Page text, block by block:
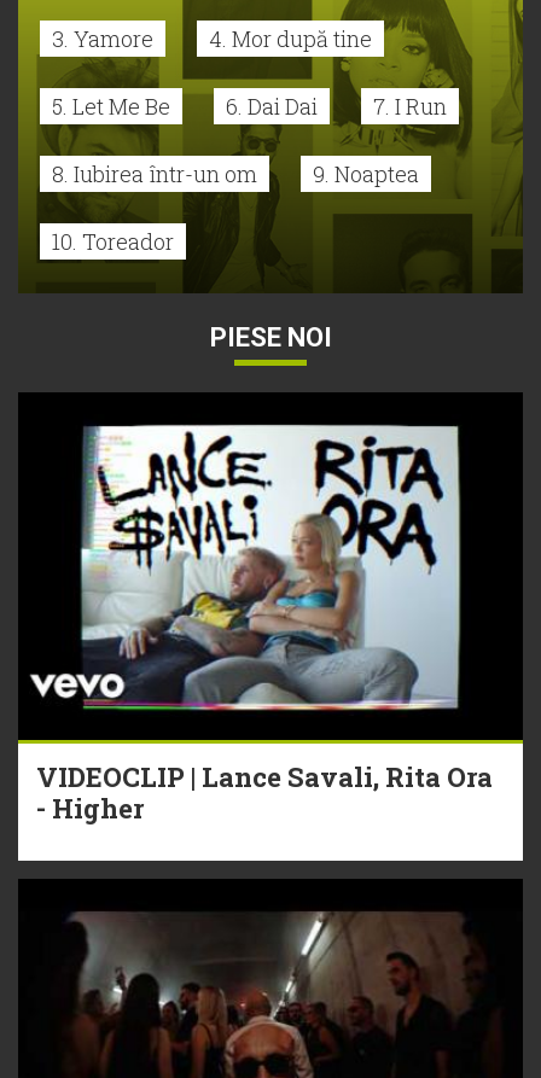
3. Yamore 4. Mor după tine
5. Let Me Be 6. Dai Dai 7. I Run
8. Iubirea într-un om 9. Noaptea
10. Toreador
PIESE NOI
VIDEOCLIP | Lance Savali, Rita Ora
- Higher